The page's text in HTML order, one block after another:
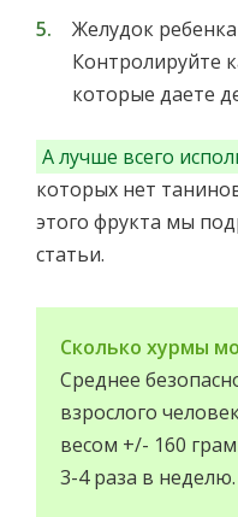
Желудок
Контролируйте
которые даете
А лучше всего
которых нет
этого фрукта мы
статьи.
Сколько хурмы
Среднее
взрослого
весом +/- 160
3-4 раза в неделю.